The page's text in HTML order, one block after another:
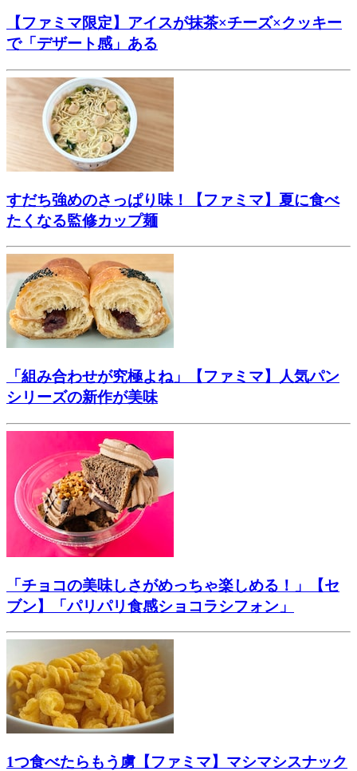
【ファミマ限定】アイスが抹茶×チーズ×クッキー
で「デザート感」ある
すだち強めのさっぱり味！【ファミマ】夏に食べ
たくなる監修カップ麺
「組み合わせが究極よね」【ファミマ】人気パン
シリーズの新作が美味
「チョコの美味しさがめっちゃ楽しめる！」【セ
ブン】「パリパリ食感ショコラシフォン」
1つ食べたらもう虜【ファミマ】マシマシスナック